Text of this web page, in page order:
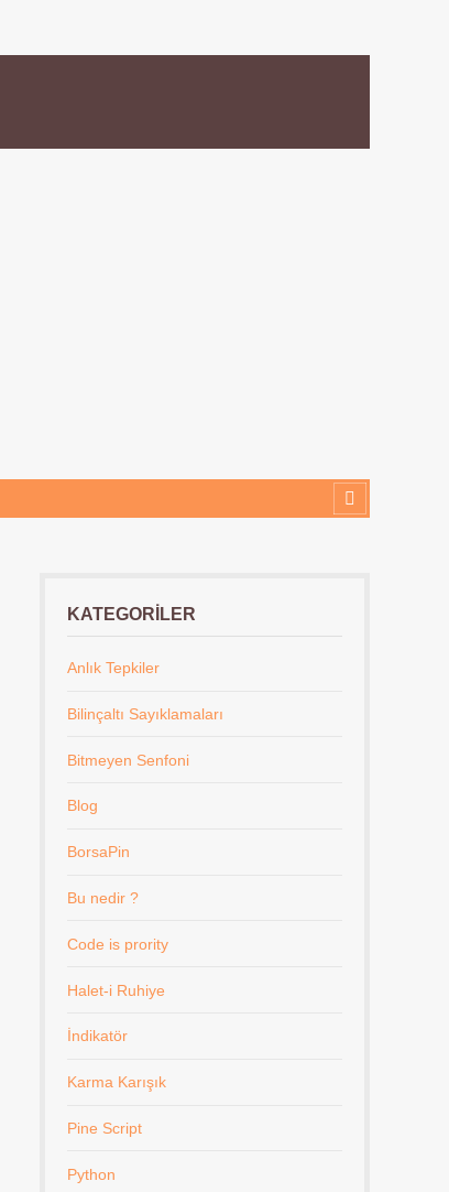
KATEGORILER
Anlık Tepkiler
Bilinçaltı Sayıklamaları
Bitmeyen Senfoni
Blog
BorsaPin
Bu nedir ?
Code is prority
Halet-i Ruhiye
İndikatör
Karma Karışık
Pine Script
Python